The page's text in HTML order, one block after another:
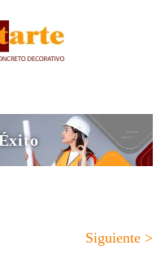
Siguiente >